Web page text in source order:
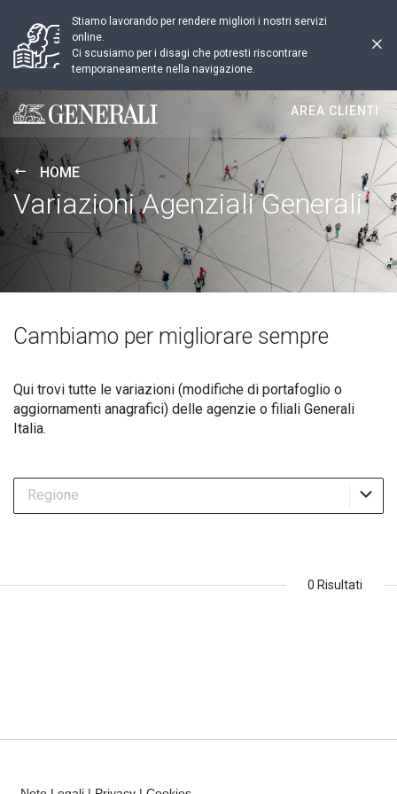
Stiamo lavorando per rendere migliori i nostri servizi
online.
Ci scusiamo per i disagi che potresti riscontrare
temporaneamente nella navigazione.
Generali logo
AREA CLIENTI
HOME
Variazioni Agenziali Generali
Cambiamo per migliorare sempre
Qui trovi tutte le variazioni (modifiche di portafoglio o
aggiornamenti anagrafici) delle agenzie o filiali Generali
Italia.
Regione
0 Risultati